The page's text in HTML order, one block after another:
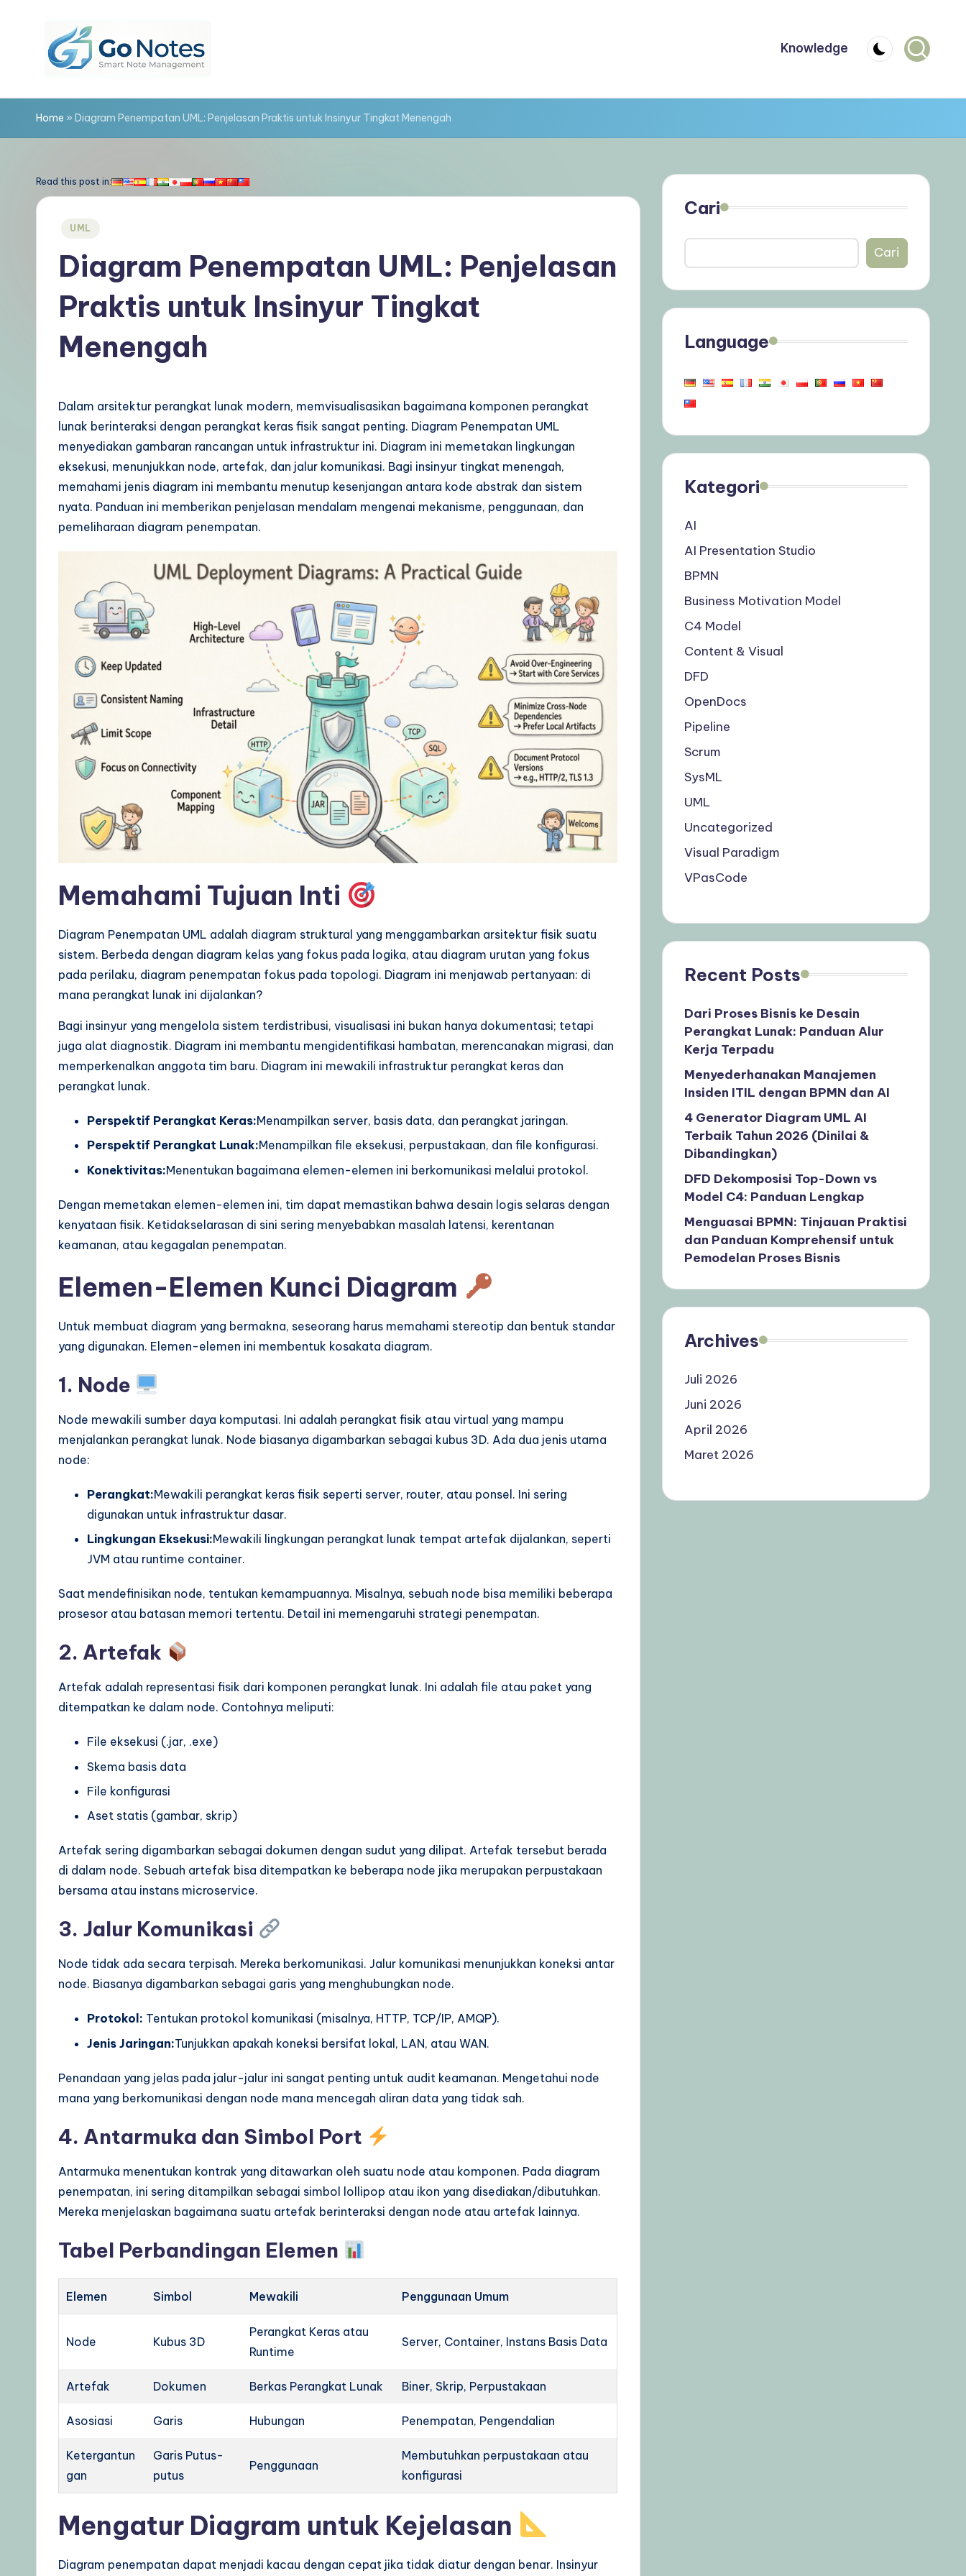
G
o
o
In
si
A
Knowledge
Home » Diagram Penempatan UML: Penjelasan Praktis untuk Insinyur Tingkat Menengah
Read this post in:
Posted
UML
Diagram Penempatan UML: Penjelasan
Praktis untuk Insinyur Tingkat
Menengah
Dalam arsitektur perangkat lunak modern, memvisualisasikan bagaimana komponen perangkat
lunak berinteraksi dengan perangkat keras fisik sangat penting. Diagram Penempatan UML
menyediakan gambaran rancangan untuk infrastruktur ini. Diagram ini memetakan lingkungan
eksekusi, menunjukkan node, artefak, dan jalur komunikasi. Bagi insinyur tingkat menengah,
memahami jenis diagram ini membantu menutup kesenjangan antara kode abstrak dan sistem
nyata. Panduan ini memberikan penjelasan mendalam mengenai mekanisme, penggunaan, dan
pemeliharaan diagram penempatan.
Memahami Tujuan Inti
Diagram Penempatan UML adalah diagram struktural yang menggambarkan arsitektur fisik suatu
sistem. Berbeda dengan diagram kelas yang fokus pada logika, atau diagram urutan yang fokus
pada perilaku, diagram penempatan fokus pada topologi. Diagram ini menjawab pertanyaan: di
mana perangkat lunak ini dijalankan?
Bagi insinyur yang mengelola sistem terdistribusi, visualisasi ini bukan hanya dokumentasi; tetapi
juga alat diagnostik. Diagram ini membantu mengidentifikasi hambatan, merencanakan migrasi, dan
memperkenalkan anggota tim baru. Diagram ini mewakili infrastruktur perangkat keras dan
perangkat lunak.
Perspektif Perangkat Keras:Menampilkan server, basis data, dan perangkat jaringan.
Perspektif Perangkat Lunak:Menampilkan file eksekusi, perpustakaan, dan file konfigurasi.
Konektivitas:Menentukan bagaimana elemen-elemen ini berkomunikasi melalui protokol.
Dengan memetakan elemen-elemen ini, tim dapat memastikan bahwa desain logis selaras dengan
kenyataan fisik. Ketidakselarasan di sini sering menyebabkan masalah latensi, kerentanan
keamanan, atau kegagalan penempatan.
Elemen-Elemen Kunci Diagram
Untuk membuat diagram yang bermakna, seseorang harus memahami stereotip dan bentuk standar
yang digunakan. Elemen-elemen ini membentuk kosakata diagram.
1. Node
Node mewakili sumber daya komputasi. Ini adalah perangkat fisik atau virtual yang mampu
menjalankan perangkat lunak. Node biasanya digambarkan sebagai kubus 3D. Ada dua jenis utama
node:
Perangkat:Mewakili perangkat keras fisik seperti server, router, atau ponsel. Ini sering
digunakan untuk infrastruktur dasar.
Lingkungan Eksekusi:Mewakili lingkungan perangkat lunak tempat artefak dijalankan, seperti
JVM atau runtime container.
Saat mendefinisikan node, tentukan kemampuannya. Misalnya, sebuah node bisa memiliki beberapa
prosesor atau batasan memori tertentu. Detail ini memengaruhi strategi penempatan.
2. Artefak
Artefak adalah representasi fisik dari komponen perangkat lunak. Ini adalah file atau paket yang
ditempatkan ke dalam node. Contohnya meliputi:
File eksekusi (.jar, .exe)
Skema basis data
File konfigurasi
Aset statis (gambar, skrip)
Artefak sering digambarkan sebagai dokumen dengan sudut yang dilipat. Artefak tersebut berada
di dalam node. Sebuah artefak bisa ditempatkan ke beberapa node jika merupakan perpustakaan
bersama atau instans microservice.
3. Jalur Komunikasi
Node tidak ada secara terpisah. Mereka berkomunikasi. Jalur komunikasi menunjukkan koneksi antar
node. Biasanya digambarkan sebagai garis yang menghubungkan node.
Protokol: Tentukan protokol komunikasi (misalnya, HTTP, TCP/IP, AMQP).
Jenis Jaringan:Tunjukkan apakah koneksi bersifat lokal, LAN, atau WAN.
Penandaan yang jelas pada jalur-jalur ini sangat penting untuk audit keamanan. Mengetahui node
mana yang berkomunikasi dengan node mana mencegah aliran data yang tidak sah.
4. Antarmuka dan Simbol Port
Antarmuka menentukan kontrak yang ditawarkan oleh suatu node atau komponen. Pada diagram
penempatan, ini sering ditampilkan sebagai simbol lollipop atau ikon yang disediakan/dibutuhkan.
Mereka menjelaskan bagaimana suatu artefak berinteraksi dengan node atau artefak lainnya.
Tabel Perbandingan Elemen
Elemen Simbol Mewakili Penggunaan Umum
Node Kubus 3D
Perangkat Keras atau
Runtime
Server, Container, Instans Basis Data
Artefak Dokumen Berkas Perangkat Lunak Biner, Skrip, Perpustakaan
Asosiasi Garis Hubungan Penempatan, Pengendalian
Ketergantun
gan
Garis Putus-
putus
Penggunaan
Membutuhkan perpustakaan atau
konfigurasi
Mengatur Diagram untuk Kejelasan
Diagram penempatan dapat menjadi kacau dengan cepat jika tidak diatur dengan benar. Insinyur
Cari
Cari
Language
Kategori
AI
AI Presentation Studio
BPMN
Business Motivation Model
C4 Model
Content & Visual
DFD
OpenDocs
Pipeline
Scrum
SysML
UML
Uncategorized
Visual Paradigm
VPasCode
Recent Posts
Dari Proses Bisnis ke Desain
Perangkat Lunak: Panduan Alur
Kerja Terpadu
Menyederhanakan Manajemen
Insiden ITIL dengan BPMN dan AI
4 Generator Diagram UML AI
Terbaik Tahun 2026 (Dinilai &
Dibandingkan)
DFD Dekomposisi Top-Down vs
Model C4: Panduan Lengkap
Menguasai BPMN: Tinjauan Praktisi
dan Panduan Komprehensif untuk
Pemodelan Proses Bisnis
Archives
Juli 2026
Juni 2026
April 2026
Maret 2026